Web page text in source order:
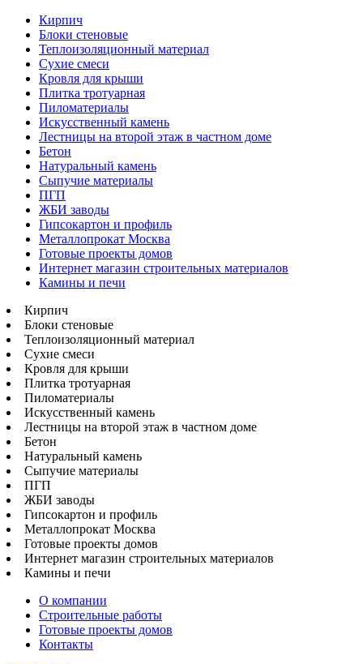
Кирпич
Блоки стеновые
Теплоизоляционный материал
Сухие смеси
Кровля для крыши
Плитка тротуарная
Пиломатериалы
Искусственный камень
Лестницы на второй этаж в частном доме
Бетон
Натуральный камень
Сыпучие материалы
ПГП
ЖБИ заводы
Гипсокартон и профиль
Металлопрокат Москва
Готовые проекты домов
Интернет магазин строительных материалов
Камины и печи
Кирпич
Блоки стеновые
Теплоизоляционный материал
Сухие смеси
Кровля для крыши
Плитка тротуарная
Пиломатериалы
Искусственный камень
Лестницы на второй этаж в частном доме
Бетон
Натуральный камень
Сыпучие материалы
ПГП
ЖБИ заводы
Гипсокартон и профиль
Металлопрокат Москва
Готовые проекты домов
Интернет магазин строительных материалов
Камины и печи
О компании
Строительные работы
Готовые проекты домов
Контакты